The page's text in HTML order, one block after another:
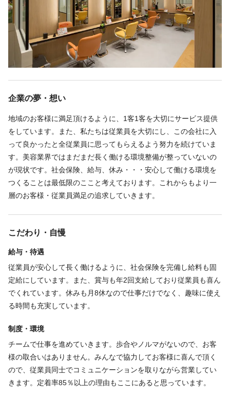
b） 復帰後も勤務時間を短縮して働ける
♦キャリアプラン制度
美容師として長く働けるようにスタイリスト以降のキャリアプラ
ン制度を整えました。
・本社勤務を目指す方
様々なキャリアをご用意しております。
もちろん、上記は強制ではないのでご安心ください。
♦安心・安定の福利厚生
美容師の方が安心して長く働けるように、
社会保険は当たり前のこと、産休・育休や賞与といった
福利厚生もしっかり整えています‼
他にもプロスポーツのスポンサーな為、様々なスポーツを無料で
観戦できたりも♪
♦プライベートも充実
月の休みは8日なので自分の時間がたくさん。
プライベートを充実させてこそ、仕事に本気で向き合えると思っ
ています。
仕事もプライベートも充実させていきましょう☆
企業の夢・想い
地域のお客様に満足頂けるように、1客1客を大切にサービス提供
をしています。また、私たちは従業員を大切にし、この会社に入
って良かったと全従業員に思ってもらえるよう努力を続けていま
す。美容業界ではまだまだ長く働ける環境整備が整っていないの
が現状です。社会保険、給与、休み・・・安心して働ける環境を
つくることは最低限のここと考えております。これからもより一
層のお客様・従業員満足の追求していきます。
こだわり・自慢
給与・待遇
従業員が安心して長く働けるように、社会保険を完備し給料も固
定給にしています。また、賞与も年2回支給しており従業員も喜ん
でくれています。休みも月8休なので仕事だけでなく、趣味に使え
る時間も充実しています。
制度・環境
チームで仕事を進めていきます。歩合やノルマがないので、お客
様の取合いはありません。みんなで協力してお客様に喜んで頂く
ので、従業員同士でコミュニケーションを取りながら営業してい
きます。定着率85％以上の理由もここにあると思っています。